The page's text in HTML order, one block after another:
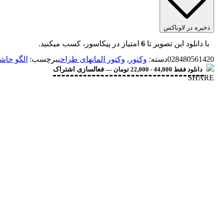
ذخیره در لاوباکس
با دانلود این تصویر تا 6 امتیاز در پیکاسور، کسب میکنید.
028480561420دسته: وکتور , وکتور المانهای طراحیبرچسب: الگو
دانلود فقط 44,000 - 22,000 تومان — فعالسازی اشتراک
SHARE